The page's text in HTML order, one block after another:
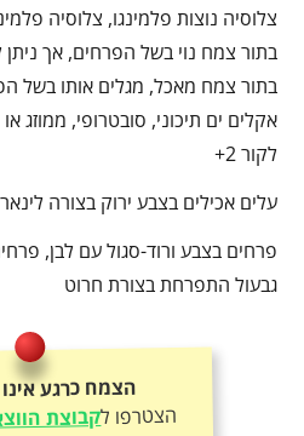
צלוסיה נוצות פלמינגו, צלוסיה
בתור צמח נוי בשל הפרחים, אך
בתור צמח מאכל, מגלים אותו בשל
אקלים ים תיכוני, סובטרופי, ממוזג
לקור 2+
עלים אכילים בצבע ירוק בצורה
פרחים בצבע ורוד-סגול עם לבן,
גבעול התפרחת בצורת חרוט
הצמח כרגע
הצטרפו לקבוצת